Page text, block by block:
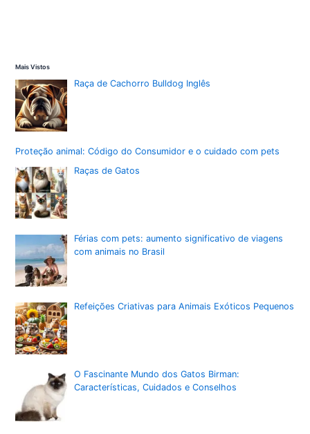
Mais Vistos
Raça de Cachorro Bulldog Inglês
Proteção animal: Código do Consumidor e o cuidado com pets
Raças de Gatos
Férias com pets: aumento significativo de viagens
com animais no Brasil
Refeições Criativas para Animais Exóticos Pequenos
O Fascinante Mundo dos Gatos Birman:
Características, Cuidados e Conselhos